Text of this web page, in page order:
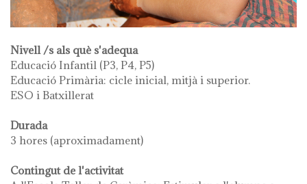
Nivell /s als què s'adequa
Educació Infantil (P3, P4, P5)
Educació Primària: cicle inicial, mitjà i superior.
ESO i Batxillerat
Durada
3 hores (aproximadament)
Contingut de l'activitat